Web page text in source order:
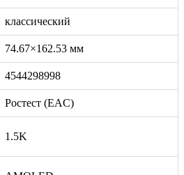
классический
74.67×162.53 мм
4544298998
Ростест (EAC)
1.5K